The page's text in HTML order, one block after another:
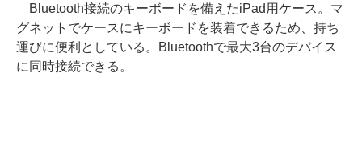
Bluetooth接続のキーボードを備えたiPad用ケース。マ
グネットでケースにキーボードを装着できるため、持ち
運びに便利としている。Bluetoothで最大3台のデバイス
に同時接続できる。